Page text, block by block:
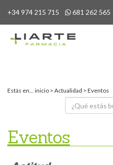
+34 974 215 715 681 262 565
Estás en... inicio > Actualidad > Eventos
Eventos